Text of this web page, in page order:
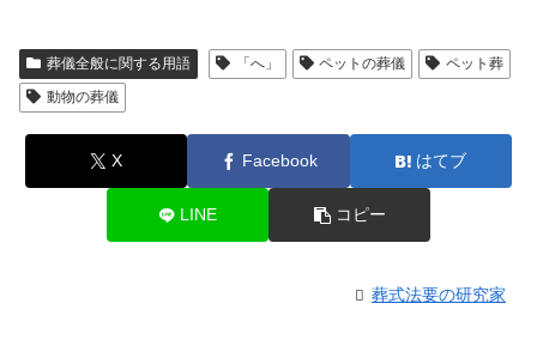
葬儀全般に関する用語 「へ」 ペットの葬儀
ペット葬
動物の葬儀
X Facebook はてブ
LINE コピー
葬式法要の研究家